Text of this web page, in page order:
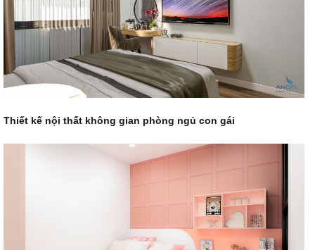
Thiết kế nội thất không gian phòng ngủ con gái